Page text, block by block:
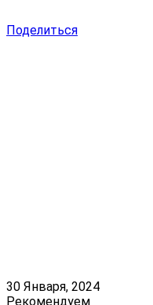
Поделиться
30 Января, 2024
Рекомендуем